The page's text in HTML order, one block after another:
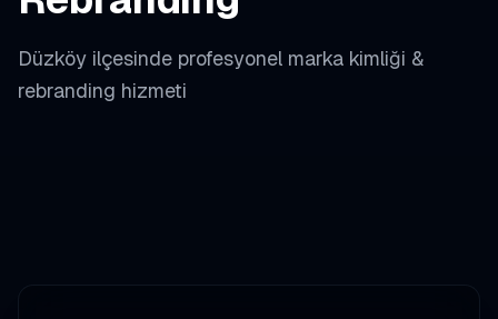
Düzköy ilçesinde profesyonel marka kimliği &
rebranding hizmeti